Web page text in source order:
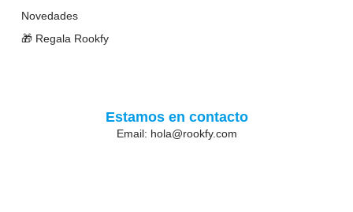
Novedades
🎁 Regala Rookfy
Estamos en contacto
Email: hola@rookfy.com